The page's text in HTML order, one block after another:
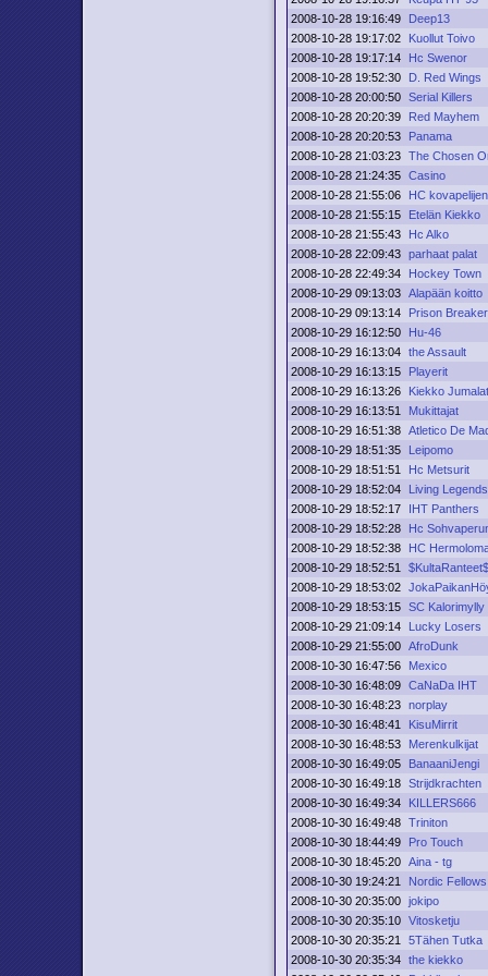
2008-10-28 19:16:49
Deep13
2008-10-28 19:17:02
Kuollut Toivo
2008-10-28 19:17:14
Hc Swenor
2008-10-28 19:52:30
D. Red Wings
2008-10-28 20:00:50 Serial Killers
2008-10-28 20:20:39
Red Mayhem
2008-10-28 20:20:53
Panama
2008-10-28 21:03:23 The Chosen
2008-10-28 21:24:35 Casino
2008-10-28 21:55:06
HC
2008-10-28 21:55:15
Etelän Kiekko
2008-10-28 21:55:43
Hc Alko
2008-10-28 22:09:43 parhaat palat
2008-10-28 22:49:34
Hockey Town
2008-10-29 09:13:03 Alapään koitto
2008-10-29 09:13:14
Prison
2008-10-29 16:12:50
Hu-46
2008-10-29 16:13:04 the Assault
2008-10-29 16:13:15
Playerit
2008-10-29 16:13:26
Kiekko Jumalat
2008-10-29 16:13:51
Mukittajat
2008-10-29 16:51:38 Atletico De
2008-10-29 18:51:35
Leipomo
2008-10-29 18:51:51
Hc Metsurit
2008-10-29 18:52:04
Living Legends
2008-10-29 18:52:17
IHT Panthers
2008-10-29 18:52:28
Hc
2008-10-29 18:52:38
HC
2008-10-29 18:52:51
$KultaRanteet$
2008-10-29 18:53:02
2008-10-29 18:53:15 SC Kalorimylly
2008-10-29 21:09:14
Lucky Losers
2008-10-29 21:55:00 AfroDunk
2008-10-30 16:47:56
Mexico
2008-10-30 16:48:09 CaNaDa IHT
2008-10-30 16:48:23 norplay
2008-10-30 16:48:41
KisuMirrit
2008-10-30 16:48:53
Merenkulkijat
2008-10-30 16:49:05
BanaaniJengi
2008-10-30 16:49:18 Strijdkrachten
2008-10-30 16:49:34
KILLERS666
2008-10-30 16:49:48 Triniton
2008-10-30 18:44:49
Pro Touch
2008-10-30 18:45:20 Aina - tg
2008-10-30 19:24:21
Nordic Fellows
2008-10-30 20:35:00 jokipo
2008-10-30 20:35:10 Vitosketju
2008-10-30 20:35:21
5Tähen Tutka
2008-10-30 20:35:34 the kiekko